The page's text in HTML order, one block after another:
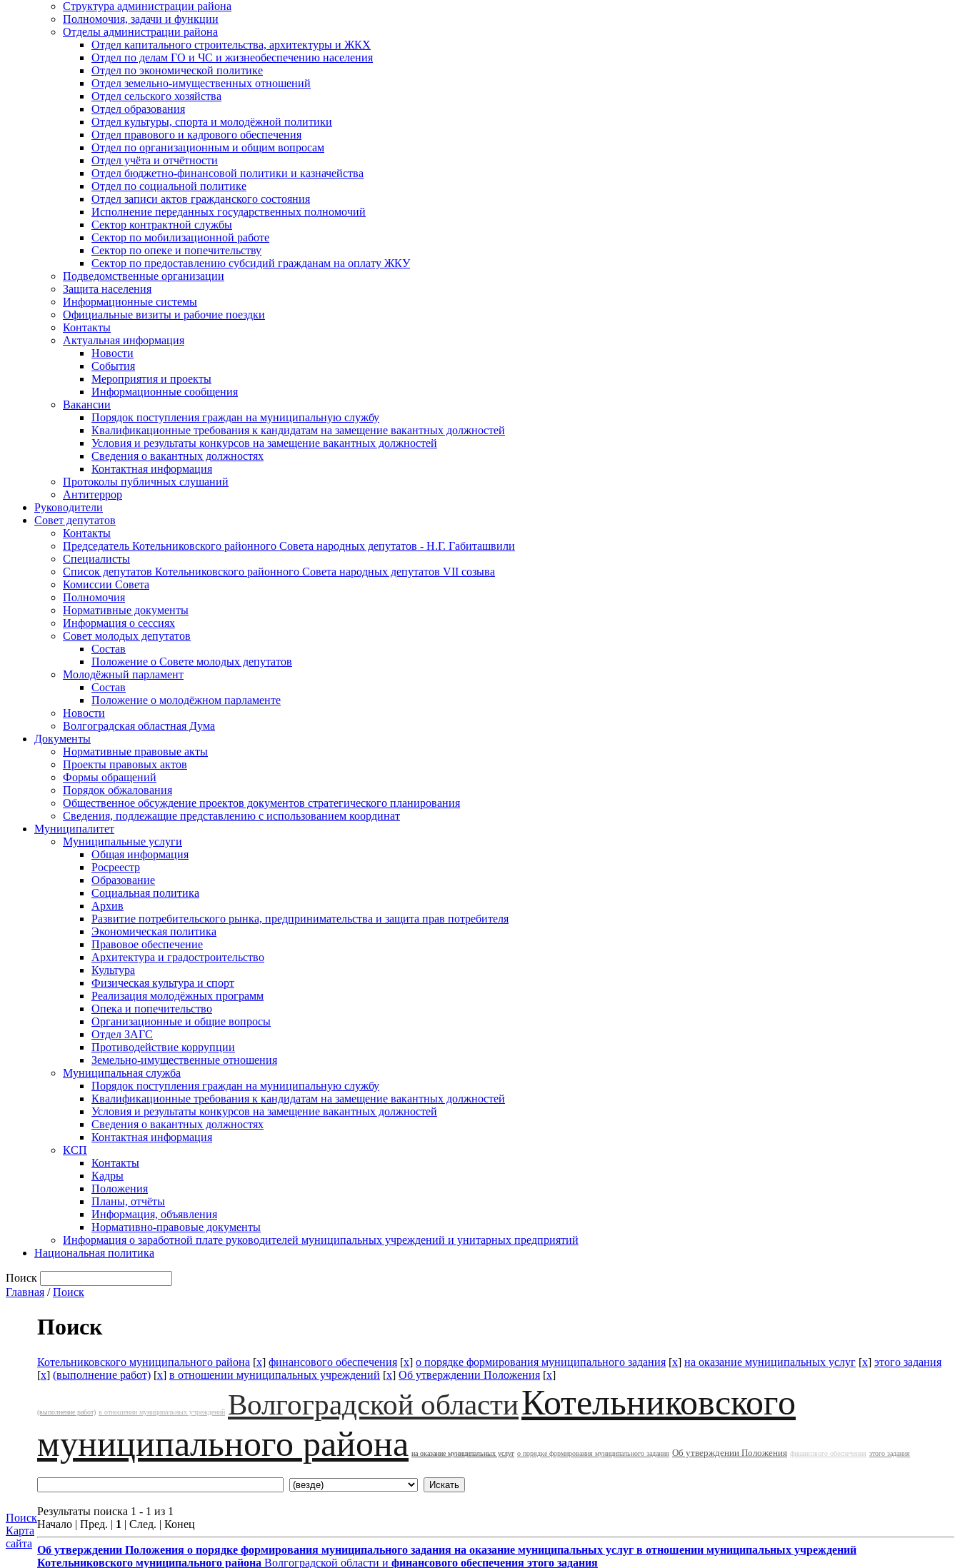
Структура администрации района
Полномочия, задачи и функции
Отделы администрации района
Отдел капитального строительства, архитектуры и ЖКХ
Отдел по делам ГО и ЧС и жизнеобеспечению населения
Отдел по экономической политике
Отдел земельно-имущественных отношений
Отдел сельского хозяйства
Отдел образования
Отдел культуры, спорта и молодёжной политики
Отдел правового и кадрового обеспечения
Отдел по организационным и общим вопросам
Отдел учёта и отчётности
Отдел бюджетно-финансовой политики и казначейства
Отдел по социальной политике
Отдел записи актов гражданского состояния
Исполнение переданных государственных полномочий
Сектор контрактной службы
Сектор по мобилизационной работе
Сектор по опеке и попечительству
Сектор по предоставлению субсидий гражданам на оплату ЖКУ
Подведомственные организации
Защита населения
Информационные системы
Официальные визиты и рабочие поездки
Контакты
Актуальная информация
Новости
События
Мероприятия и проекты
Информационные сообщения
Вакансии
Порядок поступления граждан на муниципальную службу
Квалификационные требования к кандидатам на замещение вакантных должностей
Условия и результаты конкурсов на замещение вакантных должностей
Сведения о вакантных должностях
Контактная информация
Протоколы публичных слушаний
Антитеррор
Руководители
Совет депутатов
Контакты
Председатель Котельниковского районного Совета народных депутатов - Н.Г. Габиташвили
Специалисты
Список депутатов Котельниковского районного Совета народных депутатов VII созыва
Комиссии Совета
Полномочия
Нормативные документы
Информация о сессиях
Совет молодых депутатов
Состав
Положение о Совете молодых депутатов
Молодёжный парламент
Состав
Положение о молодёжном парламенте
Новости
Волгоградская областная Дума
Документы
Нормативные правовые акты
Проекты правовых актов
Формы обращений
Порядок обжалования
Общественное обсуждение проектов документов стратегического планирования
Сведения, подлежащие представлению с использованием координат
Муниципалитет
Муниципальные услуги
Общая информация
Росреестр
Образование
Социальная политика
Архив
Развитие потребительского рынка, предпринимательства и защита прав потребителя
Экономическая политика
Правовое обеспечение
Архитектура и градостроительство
Культура
Физическая культура и спорт
Реализация молодёжных программ
Опека и попечительство
Организационные и общие вопросы
Отдел ЗАГС
Противодействие коррупции
Земельно-имущественные отношения
Муниципальная служба
Порядок поступления граждан на муниципальную службу
Квалификационные требования к кандидатам на замещение вакантных должностей
Условия и результаты конкурсов на замещение вакантных должностей
Сведения о вакантных должностях
Контактная информация
КСП
Контакты
Кадры
Положения
Планы, отчёты
Информация, объявления
Нормативно-правовые документы
Информация о заработной плате руководителей муниципальных учреждений и унитарных предприятий
Национальная политика
Поиск
Главная /Поиск
Поиск
Карта
сайта
Поиск
Котельниковского муниципального района [x] финансового обеспечения [x] о порядке формирования муниципального задания [x] на оказание муниципальных услуг [x] этого задания
[x] (выполнение работ) [x] в отношении муниципальных учреждений [x] Об утверждении Положения [x]
(выполнение работ) в отношении муниципальных учреждений Волгоградской областиКотельниковского
муниципального района на оказание муниципальных услуг о порядке формирования муниципального задания Об утверждении Положения финансового обеспечения этого задания
Результаты поиска 1 - 1 из 1
Начало | Пред. | 1 | След. | Конец
Об утверждении Положения о порядке формирования муниципального задания на оказание муниципальных услуг в отношении муниципальных учреждений
Котельниковского муниципального района Волгоградской области и финансового обеспечения этого задания